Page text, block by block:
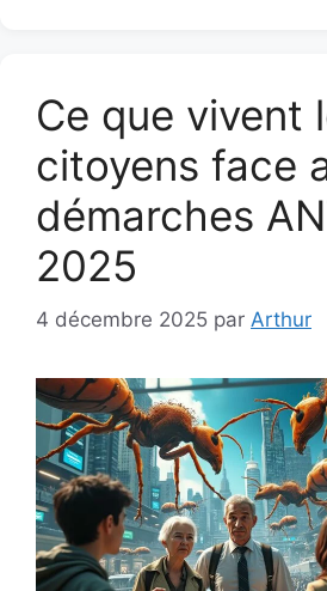
Ce que vivent
citoyens face
démarches
2025
4 décembre 2025 par Arthur